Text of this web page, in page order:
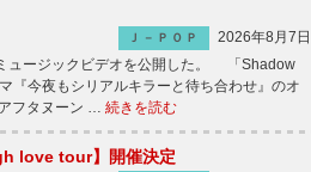
Ｊ－ＰＯＰ
2026年8月7日
ュージックビデオを公開した。 「Shadow
『今夜もシリアルキラーと待ち合わせ』のオ
フタヌーン … 続きを読む
love tour】開催決定